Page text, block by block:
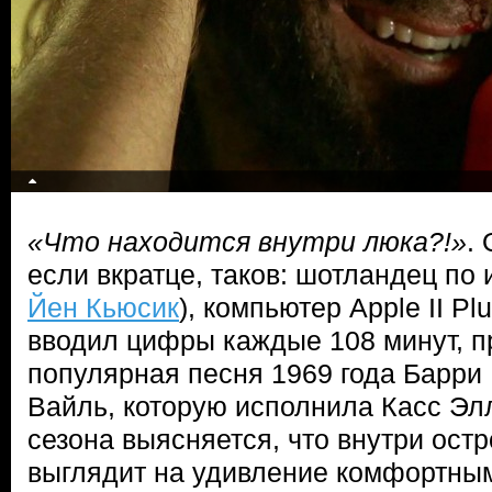
«Что находится внутри люка?!».
если вкратце, таков: шотландец
Йен Кьюсик), компьютер Apple II
вводил цифры каждые 108 минут,
популярная песня 1969 года
Вайль, которую исполнила Касс
сезона выясняется, что внутри
выглядит на удивление